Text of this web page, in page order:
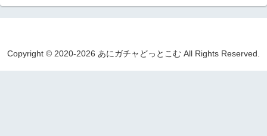
Copyright © 2020-2026 あにガチャどっとこむ All Rights Reserved.